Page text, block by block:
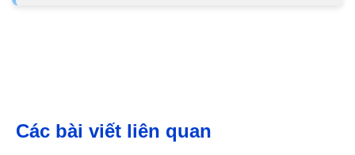
Các bài viết liên quan